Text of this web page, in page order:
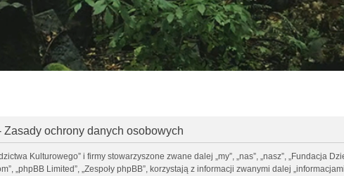
ochrony danych osobowych
Kulturowego” i firmy stowarzyszone zwane dalej „my”, „nas”, „nasz”, „Fundacja
„phpBB Limited”, „Zespoły phpBB”, korzystają z informacji zwanymi dalej